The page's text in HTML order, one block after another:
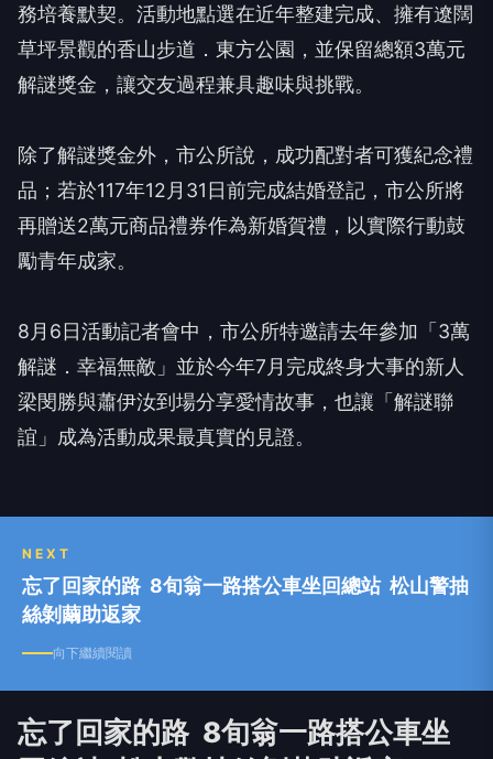
務培養默契。活動地點選在近年整建完成、擁有遼闊
草坪景觀的香山步道．東方公園，並保留總額3萬元
解謎獎金，讓交友過程兼具趣味與挑戰。
除了解謎獎金外，市公所說，成功配對者可獲紀念禮
品；若於117年12月31日前完成結婚登記，市公所將
再贈送2萬元商品禮券作為新婚賀禮，以實際行動鼓
勵青年成家。
8月6日活動記者會中，市公所特邀請去年參加「3萬
解謎．幸福無敵」並於今年7月完成終身大事的新人
梁閔勝與蕭伊汝到場分享愛情故事，也讓「解謎聯
誼」成為活動成果最真實的見證。
NEXT
忘了回家的路 8旬翁一路搭公車坐回總站 松山警抽
絲剝繭助返家
向下繼續閱讀
忘了回家的路 8旬翁一路搭公車坐